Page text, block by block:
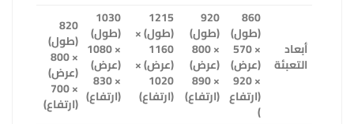
أبعاد
التعبئة
860
(طول)
× 570
(عرض)
× 920
(ارتفاع
)
920
(طول)
× 800
(عرض)
× 890
(ارتفاع)
1215
(طول) ×
1160
(عرض) ×
1020
(ارتفاع)
1030
(طول)
× 1080
(عرض)
× 830
(ارتفاع)
820
(طول)
× 800
(عرض)
× 700
(ارتفاع)